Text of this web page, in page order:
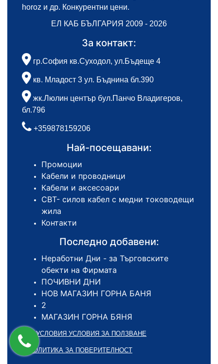
horoz и др. Конкурентни цени.
ЕЛ КАБ БЪЛГАРИЯ 2009 - 2026
За контакт:
гр.София кв.Суходол, ул.Бъдеще 4
кв. Младост 3 ул. Бъднина бл.390
жк.Люлин център бул.Панчо Владигеров,
бл.796
+359878159206
Най-посещавани:
Промоции
Кабели и проводници
Кабели и аксесоари
СВТ- силов кабел с медни тоководещи
жила
Контакти
Последно добавени:
Неработни Дни - за Търговските
обекти на Фирмата
ПОЧИВНИ ДНИ
НОВ МАГАЗИН ГОРНА БАНЯ
2
МАГАЗИН ГОРНА БЯНЯ
ОБЩИ УСЛОВИЯ УСЛОВИЯ ЗА ПОЛЗВАНЕ
ПОЛИТИКА ЗА ПОВЕРИТЕЛНОСТ